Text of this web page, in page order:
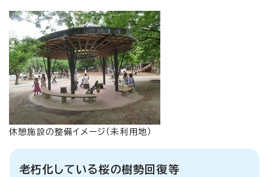
休憩施設の整備イメージ（未利用地）
老朽化している桜の樹勢回復等